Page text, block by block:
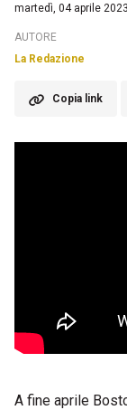
martedì, 04 aprile 2023
AUTORE
La Redazione
Copia link
A fine aprile